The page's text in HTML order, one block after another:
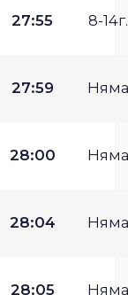
27:55 8-14г.
27:59 Няма
28:00 Няма
28:04 Няма
28:05 Няма